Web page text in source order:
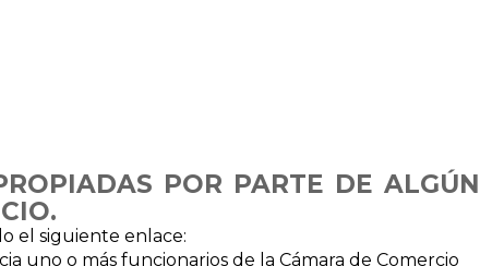
POR PARTE DE ALGÚN
el siguiente enlace:
uno o más funcionarios de la Cámara de Comercio